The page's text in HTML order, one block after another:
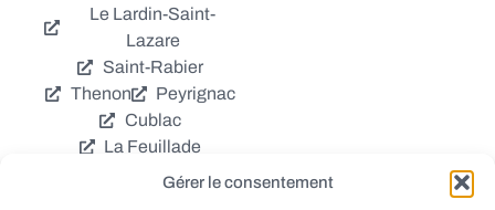
Gérer le consentement
Le Lardin-Saint-
Lazare
Saint-Rabier
Thenon
Peyrignac
Cublac
La Feuillade
Chavagnac